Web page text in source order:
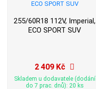
255/60R18 112V, Imperial,
ECO SPORT SUV
2 409 Kč
Skladem u dodavatele (dodání
do 7 prac. dnů): 20 ks